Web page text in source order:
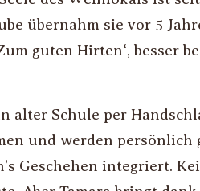
übernahm sie vor 5
guten Hirten‘, besser
alter Schule per
und werden persönlich
Geschehen integriert.